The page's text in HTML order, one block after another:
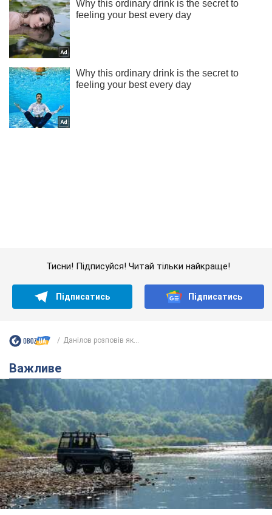
Значні штрафи і спеціальні полігони: як
проблему джипінгу вирішують за кордоном
Україні не завадить взяти приклад із країн Європи
8.08.2026 05:10 2,1 т.
На Прикарпатті після аномальної
спеки пройшла потужна злива: